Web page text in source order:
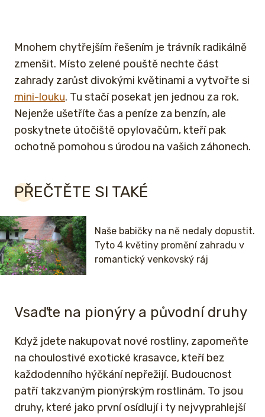
Mnohem chytřejším řešením je trávník radikálně
zmenšit. Místo zelené pouště nechte část
zahrady zarůst divokými květinami a vytvořte si
mini-louku. Tu stačí posekat jen jednou za rok.
Nejenže ušetříte čas a peníze za benzín, ale
poskytnete útočiště opylovačům, kteří pak
ochotně pomohou s úrodou na vašich záhonech.
PŘEČTĚTE SI TAKÉ
Naše babičky na ně nedaly dopustit.
Tyto 4 květiny promění zahradu v
romantický venkovský ráj
Vsaďte na pionýry a původní druhy
Když jdete nakupovat nové rostliny, zapomeňte
na choulostivé exotické krasavce, kteří bez
každodenního hýčkání nepřežijí. Budoucnost
patří takzvaným pionýrským rostlinám. To jsou
druhy, které jako první osídlují i ty nejvyprahlejší